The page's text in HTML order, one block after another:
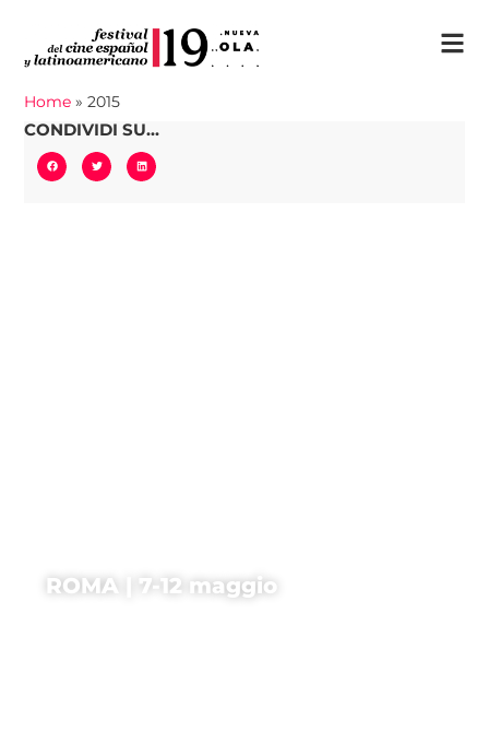
Home »2015
CONDIVIDI SU...
ROMA | 7-12 maggio